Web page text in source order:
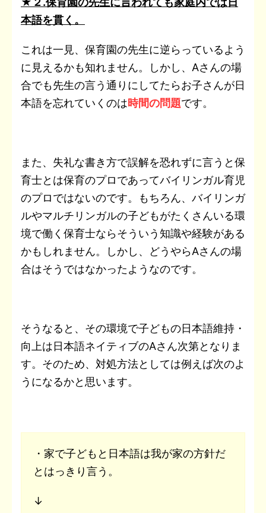
本語を貫く。
これは一見、保育園の先生に逆らっているよう
に見えるかも知れません。しかし、Aさんの場
合でも先生の言う通りにしてたらお子さんが日
本語を忘れていくのは時間の問題です。
また、失礼な書き方で誤解を恐れずに言うと保
育士とは保育のプロであってバイリンガル育児
のプロではないのです。もちろん、バイリンガ
ルやマルチリンガルの子どもがたくさんいる環
境で働く保育士ならそういう知識や経験がある
かもしれません。しかし、どうやらAさんの場
合はそうではなかったようなのです。
そうなると、その環境で子どもの日本語維持・
向上は日本語ネイティブのAさん次第となりま
す。そのため、対処方法としては例えば次のよ
うになるかと思います。
・家で子どもと日本語は我が家の方針だ
とはっきり言う。
↓